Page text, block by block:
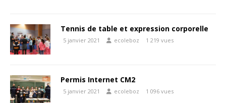
Tennis de table et expression corporelle
5 janvier 2021 ecoleboz 1 219 vues
Permis Internet CM2
5 janvier 2021 ecoleboz 1 096 vues